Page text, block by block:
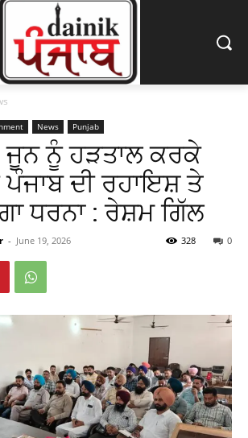
News Punjab
ਜੂਨ ਨੂੰ ਹੜਤਾਲ ਕਰਕੇ
ਦੀ ਰਹਾਇਸ਼ ਤੇ
ਧਰਨਾ : ਰੇਸ਼ਮ ਗਿੱਲ
- June 19, 2026 0
328